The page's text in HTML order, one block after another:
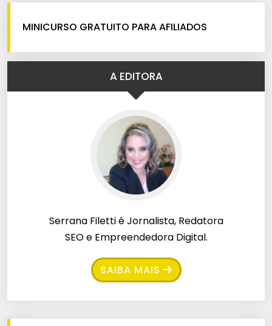
MINICURSO GRATUITO PARA AFILIADOS
A EDITORA
Serrana Filetti é Jornalista, Redatora
SEO e Empreendedora Digital.
SAIBA MAIS